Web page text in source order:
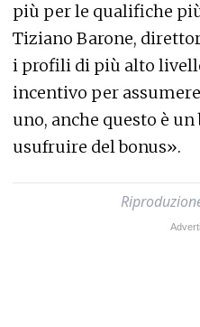
più per le qualifiche
Tiziano Barone,
i profili di più alto
incentivo per
uno, anche questo è
usufruire del bonus».